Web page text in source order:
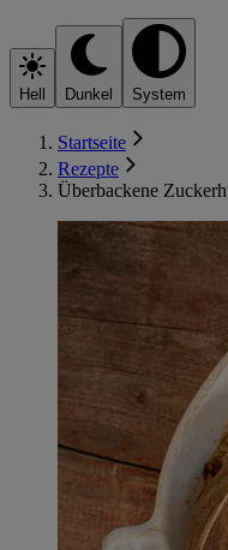
Hell Dunkel System
Startseite
Rezepte
Überbackene